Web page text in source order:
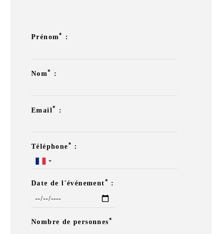
Prénom* :
Nom* :
Email* :
Téléphone* :
Date de l'événement* :
Nombre de personnes*